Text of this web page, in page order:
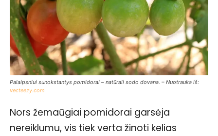
Palaipsniui sunokstantys pomidorai – natūrali sodo dovana. – Nuotrauka iš:
vecteezy.com
Nors žemaūgiai pomidorai garsėja
nereiklumu, vis tiek verta žinoti kelias